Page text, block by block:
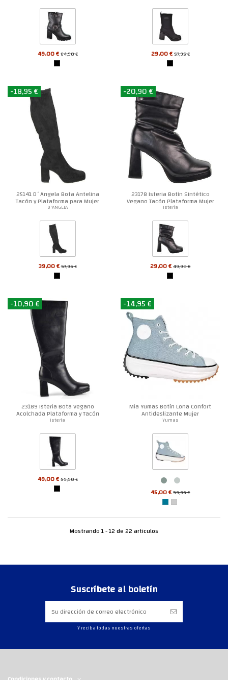
49,00 €64,90 € 29,00 €57,95 €
-18,95 €
25141 D´Angela Bota Antelina
Tacón y Plataforma para Mujer
D'ANGELA
39,00 €57,95 €
-20,90 €
23178 Isteria Botín Sintético
Vegano Tacón Plataforma Mujer
Isteria
29,00 €49,90 €
-10,90 €
23189 Isteria Bota Vegano
Acolchada Plataforma y Tacón
Mujer
Isteria
49,00 €59,90 €
-14,95 €
Mia Yumas Botín Lona Confort
Antideslizante Mujer
Yumas
45,00 €59,95 €
Mostrando 1 - 12 de 22 articulos
Suscríbete al boletín
Y reciba todas nuestras ofertas